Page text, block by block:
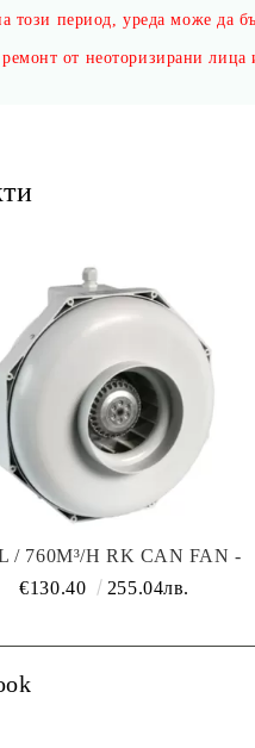
период, уреда може да
от неоторизирани лица
/ 760M³/H RK CAN FAN -
/ ВХОДЕН
€130.40 255.04лв.